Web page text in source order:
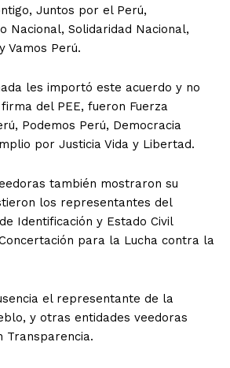
Juntos por el Perú,
Nacional, Solidaridad Nacional,
Vamos Perú.
les importó este acuerdo y no
del PEE, fueron Fuerza
Podemos Perú, Democracia
por Justicia Vida y Libertad.
también mostraron su
los representantes del
Identificación y Estado Civil
para la Lucha contra la
el representante de la
y otras entidades veedoras
Transparencia.